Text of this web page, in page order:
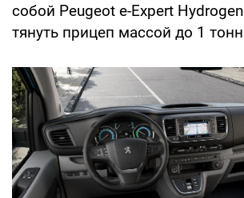
собой Peugeot e-Expert
тянуть прицеп массой до 1